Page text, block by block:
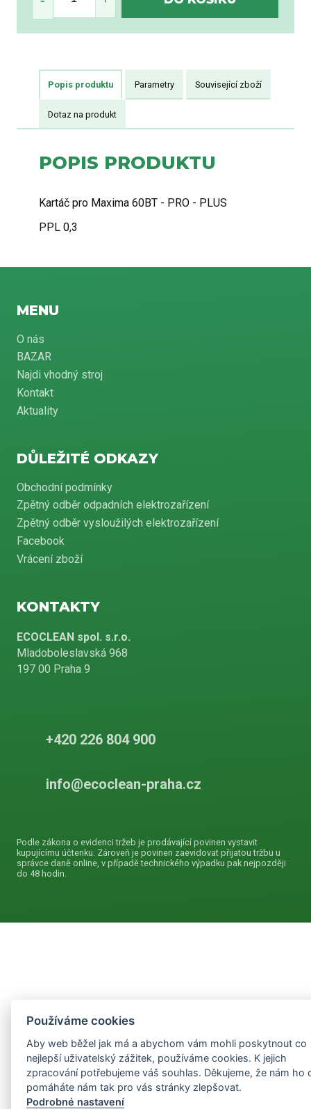
Popis produktu Parametry Související zboží
Dotaz na produkt
POPIS PRODUKTU
Kartáč pro Maxima 60BT - PRO - PLUS
PPL 0,3
MENU
O nás
BAZAR
Najdi vhodný stroj
Kontakt
Aktuality
DŮLEŽITÉ ODKAZY
Obchodní podmínky
Zpětný odběr odpadních elektrozařízení
Zpětný odběr vysloužilých elektrozařízení
Facebook
Vrácení zboží
KONTAKTY
ECOCLEAN spol. s.r.o.
Mladoboleslavská 968
197 00 Praha 9
+420 226 804 900
info@ecoclean-praha.cz
Podle zákona o evidenci tržeb je prodávající povinen vystavit
kupujícímu účtenku. Zároveň je povinen zaevidovat přijatou tržbu u
správce daně online, v případě technického výpadku pak nejpozději
do 48 hodin.
Používáme cookies
Aby web běžel jak má a abychom vám mohli poskytnout co
nejlepší uživatelský zážitek, používáme cookies. K jejich
zpracování potřebujeme váš souhlas. Děkujeme, že nám ho
pomáháte nám tak pro vás stránky zlepšovat.
Podrobné nastavení